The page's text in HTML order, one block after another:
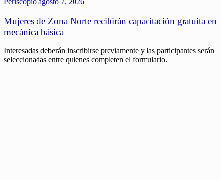
Mujeres de Zona Norte recibirán capacitación gratuita en
mecánica básica
Interesadas deberán inscribirse previamente y las participantes serán
seleccionadas entre quienes completen el formulario.